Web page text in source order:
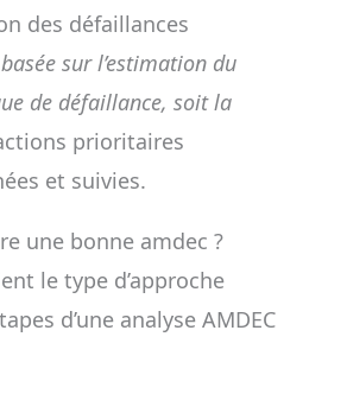
des défaillances
basée sur l’estimation du
de défaillance, soit la
prioritaires
et suivies.
une bonne amdec ?
le type d’approche
d’une analyse AMDEC